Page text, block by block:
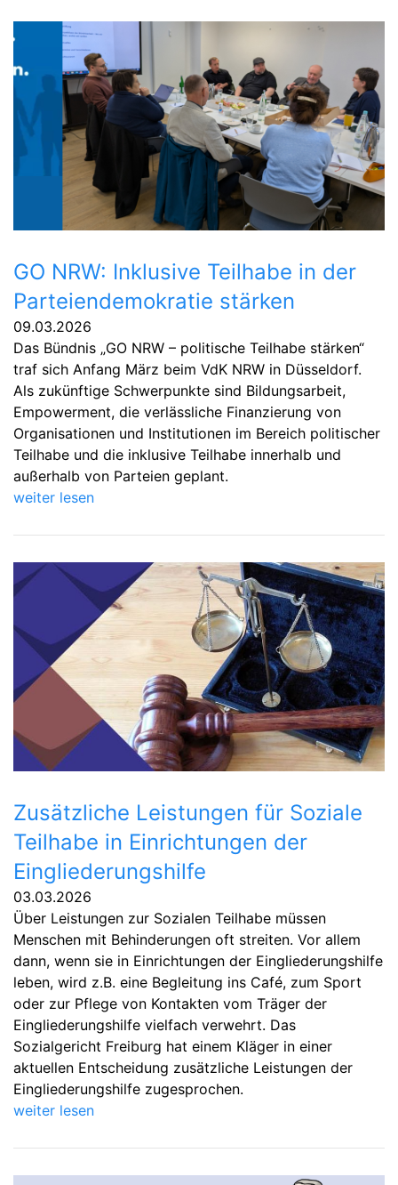
GO NRW: Inklusive Teilhabe in der
Parteiendemokratie stärken
09.03.2026
Das Bündnis „GO NRW – politische Teilhabe stärken“
traf sich Anfang März beim VdK NRW in Düsseldorf.
Als zukünftige Schwerpunkte sind Bildungsarbeit,
Empowerment, die verlässliche Finanzierung von
Organisationen und Institutionen im Bereich politischer
Teilhabe und die inklusive Teilhabe innerhalb und
außerhalb von Parteien geplant.
weiter lesen
Zusätzliche Leistungen für Soziale
Teilhabe in Einrichtungen der
Eingliederungshilfe
03.03.2026
Über Leistungen zur Sozialen Teilhabe müssen
Menschen mit Behinderungen oft streiten. Vor allem
dann, wenn sie in Einrichtungen der Eingliederungshilfe
leben, wird z.B. eine Begleitung ins Café, zum Sport
oder zur Pflege von Kontakten vom Träger der
Eingliederungshilfe vielfach verwehrt. Das
Sozialgericht Freiburg hat einem Kläger in einer
aktuellen Entscheidung zusätzliche Leistungen der
Eingliederungshilfe zugesprochen.
weiter lesen